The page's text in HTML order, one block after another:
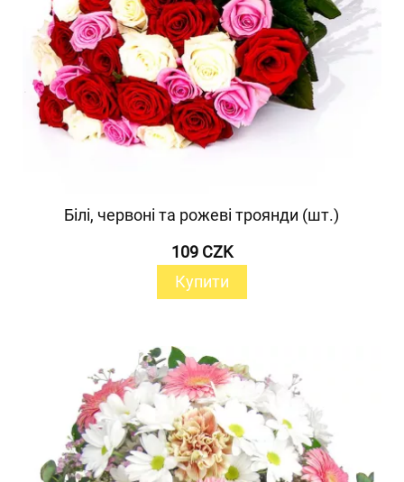
Білі, червоні та рожеві троянди (шт.)
109 CZK
Купити